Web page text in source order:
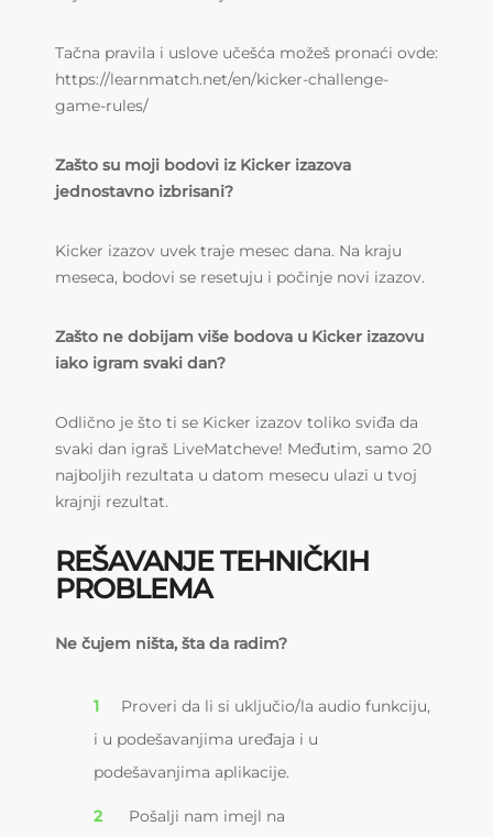
Tačna pravila i uslove učešća možeš pronaći ovde:
https://learnmatch.net/en/kicker-challenge-
game-rules/
Zašto su moji bodovi iz Kicker izazova
jednostavno izbrisani?
Kicker izazov uvek traje mesec dana. Na kraju
meseca, bodovi se resetuju i počinje novi izazov.
Zašto ne dobijam više bodova u Kicker izazovu
iako igram svaki dan?
Odlično je što ti se Kicker izazov toliko sviđa da
svaki dan igraš LiveMatcheve! Međutim, samo 20
najboljih rezultata u datom mesecu ulazi u tvoj
krajnji rezultat.
REŠAVANJE TEHNIČKIH
PROBLEMA
Ne čujem ništa, šta da radim?
Proveri da li si uključio/la audio funkciju,
i u podešavanjima uređaja i u
podešavanjima aplikacije.
Pošalji nam imejl na